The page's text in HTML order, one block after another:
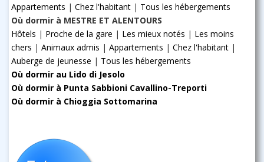
Appartements | Chez l'habitant | Tous les hébergements
Où dormir à MESTRE ET ALENTOURS
Hôtels | Proche de la gare | Les mieux notés | Les moins
chers | Animaux admis | Appartements | Chez l'habitant |
Auberge de jeunesse | Tous les hébergements
Où dormir au Lido di Jesolo
Où dormir à Punta Sabbioni Cavallino-Treporti
Où dormir à Chioggia Sottomarina